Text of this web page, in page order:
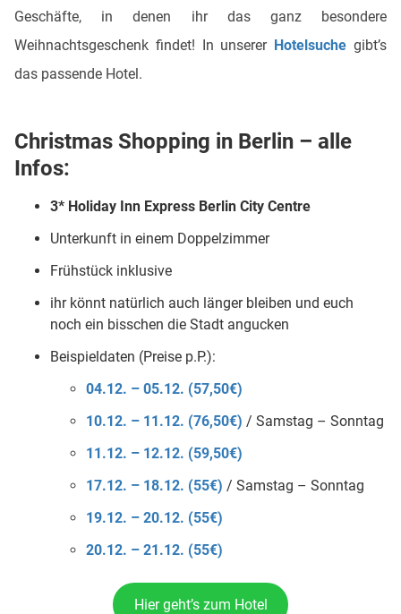
Geschäfte, in denen ihr das ganz besondere
Weihnachtsgeschenk findet! In unserer Hotelsuche gibt’s
das passende Hotel.
Christmas Shopping in Berlin – alle
Infos:
3* Holiday Inn Express Berlin City Centre
Unterkunft in einem Doppelzimmer
Frühstück inklusive
ihr könnt natürlich auch länger bleiben und euch
noch ein bisschen die Stadt angucken
Beispieldaten (Preise p.P.):
04.12. – 05.12. (57,50€)
10.12. – 11.12. (76,50€) / Samstag – Sonntag
11.12. – 12.12. (59,50€)
17.12. – 18.12. (55€) / Samstag – Sonntag
19.12. – 20.12. (55€)
20.12. – 21.12. (55€)
Hier geht’s zum Hotel